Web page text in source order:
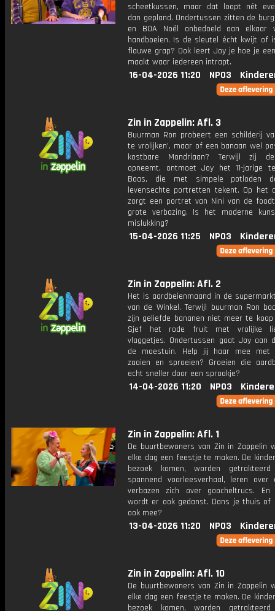
scheetkussen, maar dat loopt nét
dan gepland. Ondertussen zitten de
en BOA Noël onbedoeld aan elkaar
handboeien. Is de sleutel écht kwijt of
flauwe grap? Ook leert Joy je hoe je
maakt waar iedereen intrapt.
16-04-2026 11:20 NPO3
Zin in Zappelin: Afl. 3
Buurman Ron probeert een schilderij
te vrolijken', maar of een banaan wel
kostbare Mondriaan? Terwijl zij
opneemt, ontmoet Joy het 11-jarige
Boas, die met simpele potloden
levensechte portretten tekent. Op het
zorgt een portret van Nini van de
grote verbazing. Is het moderne
mislukking?
15-04-2026 11:25 NPO3
Zin in Zappelin: Afl. 2
Het is aardbeienmaand in de
van de Winkel. Terwijl buurman Ron
zijn geliefde bananen niet meer te
Sjef het rode fruit met vrolijke
vlaggetjes. Ondertussen gaat Joy aan
de moestuin. Help jij haar mee met
zaaien en sproeien? Groeien die
echt sneller door een sprookje?
14-04-2026 11:20 NPO3
Zin in Zappelin: Afl. 1
De buurtbewoners van Zin in Zappelin
elke dag een feestje te maken. De
bezoek komen, worden
spannend voorleesverhaal, leren
verbazen zich over goocheltrucs. En
wordt er ook gedanst. Dans je thuis of
ook mee?
13-04-2026 11:20 NPO3
Zin in Zappelin: Afl. 10
De buurtbewoners van Zin in Zappelin
elke dag een feestje te maken. De
bezoek komen, worden